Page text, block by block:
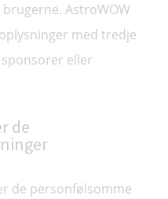
AstroWOW
med tredje
eller
de
de personfølsomme